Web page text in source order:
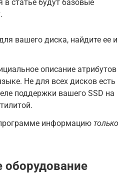
в статье будут базовые
вашего диска, найдите ее и
описание атрибутов
Не для всех дисков есть
поддержки вашего SSD на
информацию только
оборудование